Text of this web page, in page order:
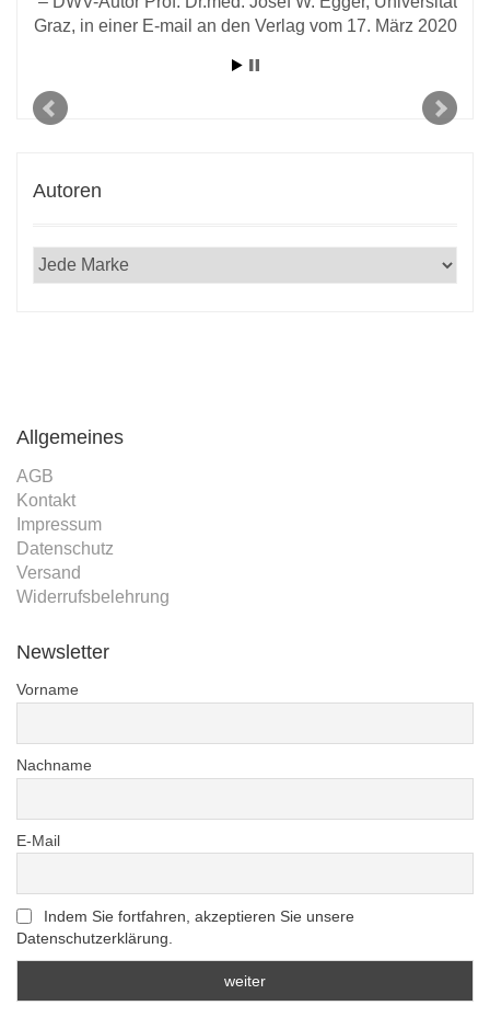
Graz, in einer E-mail an den Verlag vom 17. März 2020
Autoren
Allgemeines
AGB
Kontakt
Impressum
Datenschutz
Versand
Widerrufsbelehrung
Newsletter
Vorname
Nachname
E-Mail
Indem Sie fortfahren, akzeptieren Sie unsere
Datenschutzerklärung.